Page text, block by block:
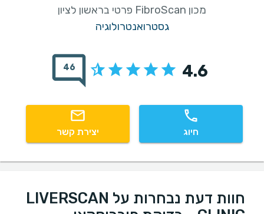
מכון FibroScan פרטי בראשון לציון
גסטרואנטרולוגיה
4.6
46
חיוג יצירת קשר
חוות דעת נבחרות על LIVERSCAN